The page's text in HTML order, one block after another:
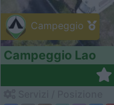
Campeggio
Campeggio Lao